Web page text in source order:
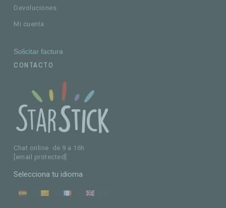
Devoluciones
Mi cuenta
Solicitar factura
CONTACTO
Chat online de 9 a 16h
[email protected]
Selecciona tu idioma
ES CA FR